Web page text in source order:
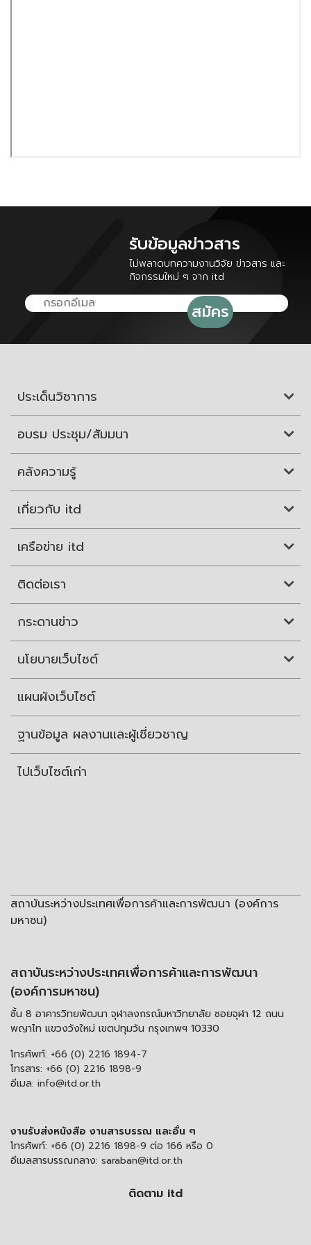
รับข้อมูลข่าวสาร
ไม่พลาดบทความงานวิจัย ข่าวสาร และ
กิจกรรมใหม่ ๆ จาก itd
ประเด็นวิชาการ
อบรม ประชุม/สัมมนา
คลังความรู้
เกี่ยวกับ itd
เครือข่าย itd
ติดต่อเรา
กระดานข่าว
นโยบายเว็บไซต์
แผนผังเว็บไซต์
ฐานข้อมูล ผลงานและผู้เชี่ยวชาญ
ไปเว็บไซต์เก่า
สถาบันระหว่างประเทศเพื่อการค้าและการพัฒนา (องค์การ
มหาชน)
สถาบันระหว่างประเทศเพื่อการค้าและการพัฒนา
(องค์การมหาชน)
ชั้น 8 อาคารวิทยพัฒนา จุฬาลงกรณ์มหาวิทยาลัย ซอยจุฬา 12 ถนน
พญาไท แขวงวังใหม่ เขตปทุมวัน กรุงเทพฯ 10330
โทรศัพท์: +66 (0) 2216 1894-7
โทรสาร: +66 (0) 2216 1898-9
อีเมล: info@itd.or.th
งานรับส่งหนังสือ งานสารบรรณ และอื่น ๆ
โทรศัพท์: +66 (0) 2216 1898-9 ต่อ 166 หรือ 0
อีเมลสารบรรณกลาง: saraban@itd.or.th
ติดตาม itd